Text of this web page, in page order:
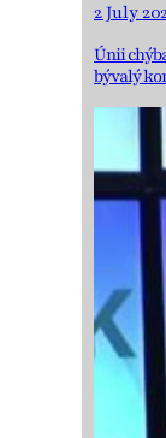
2 July
Únii
bývalý